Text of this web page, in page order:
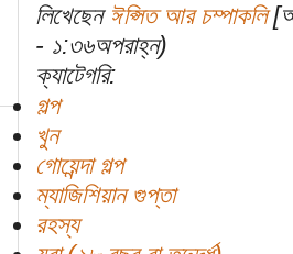
লিখেছেন ঈপ্সিত আর চম্পাকলি
- ১:৩৬অপরাহ্ন)
ক্যাটেগরি:
গল্প
খুন
গোয়েন্দা গল্প
ম্যাজিশিয়ান গুপ্তা
রহস্য